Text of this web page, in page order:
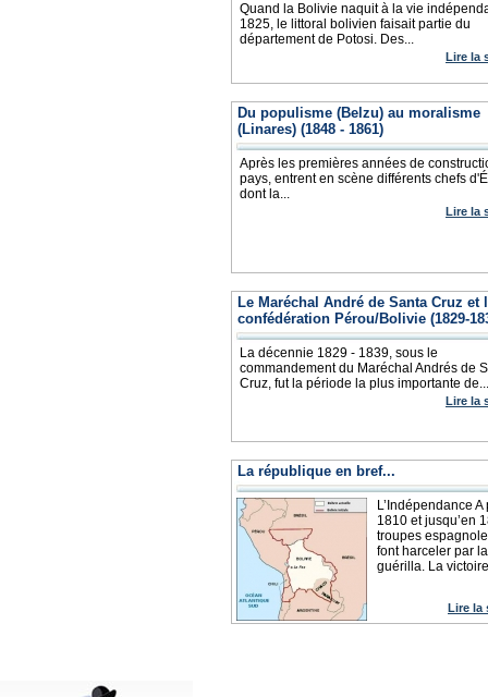
Quand la Bolivie naquit à la vie
1825, le littoral bolivien faisait partie du
département de Potosi. Des...
Lire la
Du populisme (Belzu) au moralisme
(Linares) (1848 - 1861)
Après les premières années de
pays, entrent en scène différents chefs
dont la...
Lire la
Le Maréchal André de Santa Cruz et
confédération Pérou/Bolivie (1829-
La décennie 1829 - 1839, sous le
commandement du Maréchal Andrés de
Cruz, fut la période la plus importante de...
Lire la
La république en bref...
L’Indépendance
1810 et jusqu’en
troupes
font harceler par la
guérilla. La
Lire la